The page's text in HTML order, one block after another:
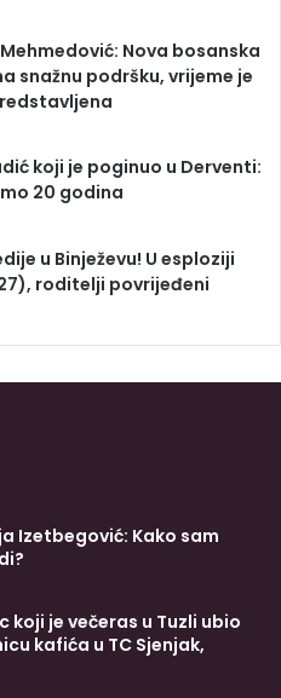
Nova bosanska
snažnu podršku, vrijeme je
koji je poginuo u Derventi:
20 godina
u Binježevu! U esploziji
roditelji povrijeđeni
Izetbegović: Kako sam
koji je večeras u Tuzli ubio
kafića u TC Sjenjak,